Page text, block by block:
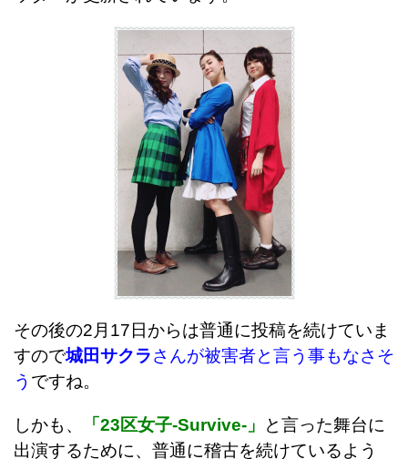
その後の2月17日からは普通に投稿を続けていま
すので城田サクラさんが被害者と言う事もなさそ
う ですね。
しかも、 「23区女子-Survive-」
と言った舞台に
出演するために、普通に稽古を続けているよう